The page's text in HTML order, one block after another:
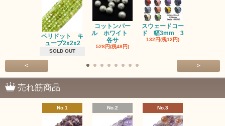
ペリドット キ
ューブ2x2x2
SOLD OUT
コットンパー
ル ホワイト
各サ
528円(税48円)
スウェードコー
ド 幅3mm 3
132円(税12円)
< >
売れ筋商品
No.1 No.2 No.3